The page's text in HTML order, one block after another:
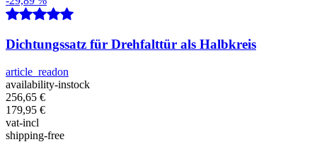
Dichtungssatz für Drehfalttür als Halbkreis
article_readon
availability-instock
256,65 €
179,95 €
vat-incl
shipping-free